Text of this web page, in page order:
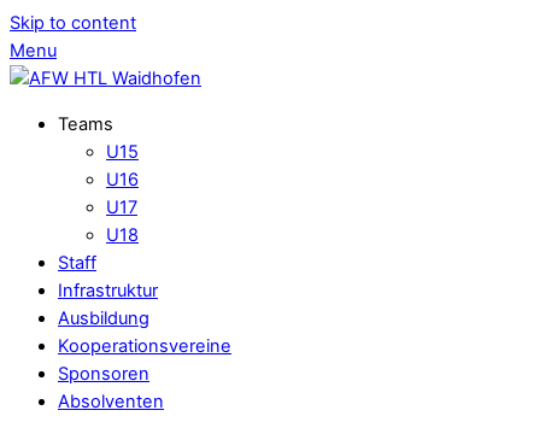
Skip to content
Menu
Teams
U15
U16
U17
U18
Staff
Infrastruktur
Ausbildung
Kooperationsvereine
Sponsoren
Absolventen